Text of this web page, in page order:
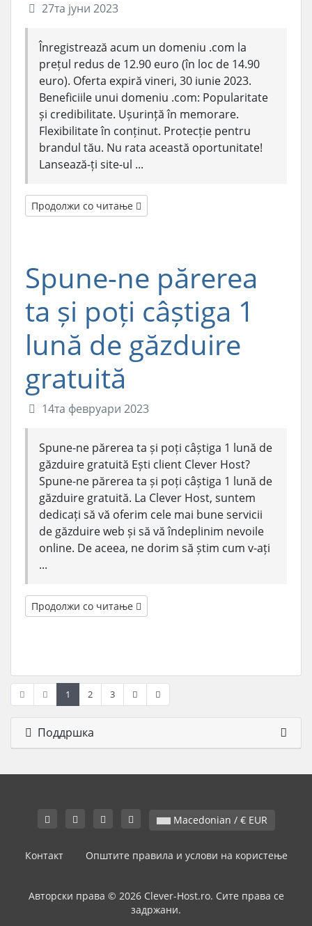
27та јуни 2023
Înregistrează acum un domeniu .com la
prețul redus de 12.90 euro (în loc de 14.90
euro). Oferta expiră vineri, 30 iunie 2023.
Beneficiile unui domeniu .com: Popularitate
și credibilitate. Ușurință în memorare.
Flexibilitate în conținut. Protecție pentru
brandul tău. Nu rata această oportunitate!
Lansează-ți site-ul ...
Продолжи со читање
Spune-ne părerea
ta și poți câștiga 1
lună de găzduire
gratuită
14та февруари 2023
Spune-ne părerea ta și poți câștiga 1 lună de
găzduire gratuită Ești client Clever Host?
Spune-ne părerea ta și poți câștiga 1 lună de
găzduire gratuită. La Clever Host, suntem
dedicați să vă oferim cele mai bune servicii
de găzduire web și să vă îndeplinim nevoile
online. De aceea, ne dorim să știm cum v-ați
...
Продолжи со читање
1 2 3
Поддршка
Macedonian / € EUR
Контакт Општите правила и услови на користење
Авторски права © 2026 Clever-Host.ro. Сите права се
задржани.